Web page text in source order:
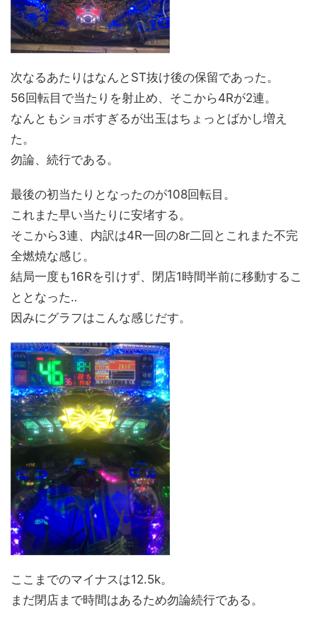
次なるあたりはなんとST抜け後の保留であった。
56回転目で当たりを射止め、そこから4Rが2連。
なんともショボすぎるが出玉はちょっとばかし増え
た。
勿論、続行である。
最後の初当たりとなったのが108回転目。
これまた早い当たりに安堵する。
そこから3連、内訳は4R一回の8r二回とこれまた不完
全燃焼な感じ。
結局一度も16Rを引けず、閉店1時間半前に移動するこ
ととなった‥
因みにグラフはこんな感じだす。
ここまでのマイナスは12.5k。
まだ閉店まで時間はあるため勿論続行である。